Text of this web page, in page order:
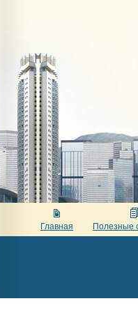
Главная Полезные